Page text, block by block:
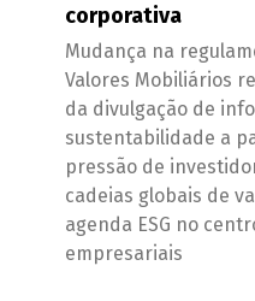
corporativa
Mudança na
Valores Mobiliários
da divulgação de
sustentabilidade a
pressão de
cadeias globais de
agenda ESG no
empresariais